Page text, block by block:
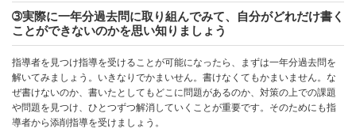
➂実際に一年分過去問に取り組んでみて、自分がどれだけ書く
ことができないのかを思い知りましょう
指導者を見つけ指導を受けることが可能になったら、まずは一年分過去問を
解いてみましょう。いきなりでかまいせん。書けなくてもかまいません。な
ぜ書けないのか、書いたとしてもどこに問題があるのか、対策の上での課題
や問題を見つけ、ひとつずつ解消していくことが重要です。そのためにも指
導者から添削指導を受けましょう。